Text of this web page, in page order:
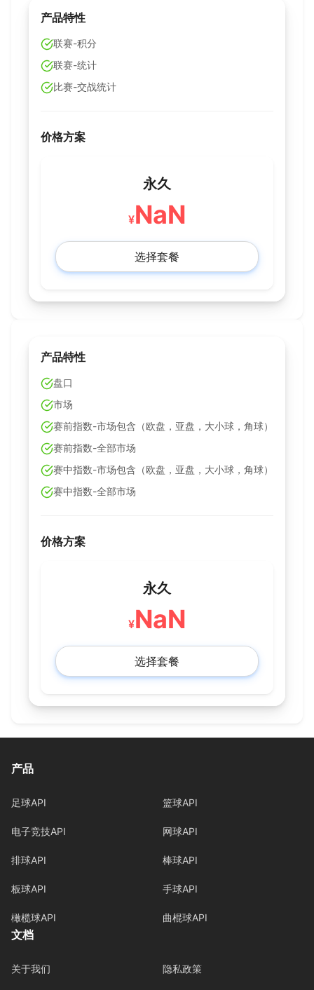
产品特性
联赛-积分
联赛-统计
比赛-交战统计
价格方案
永久
¥NaN
选择套餐
产品特性
盘口
市场
赛前指数-市场包含（欧盘，亚盘，大小球，角球）
赛前指数-全部市场
赛中指数-市场包含（欧盘，亚盘，大小球，角球）
赛中指数-全部市场
价格方案
永久
¥NaN
选择套餐
产品
足球API 篮球API
电子竞技API 网球API
排球API 棒球API
板球API 手球API
橄榄球API 曲棍球API
文档
关于我们 隐私政策